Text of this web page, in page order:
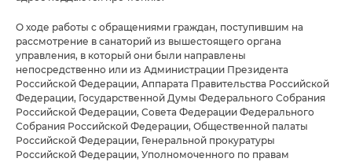
О ходе работы с обращениями граждан, поступившим на
рассмотрение в санаторий из вышестоящего органа
управления, в который они были направлены
непосредственно или из Администрации Президента
Российской Федерации, Аппарата Правительства Российской
Федерации, Государственной Думы Федерального Собрания
Российской Федерации, Совета Федерации Федерального
Собрания Российской Федерации, Общественной палаты
Российской Федерации, Генеральной прокуратуры
Российской Федерации, Уполномоченного по правам